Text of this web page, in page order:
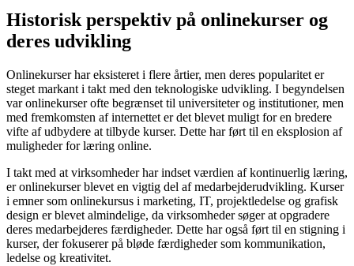
Historisk perspektiv på onlinekurser og
deres udvikling
Onlinekurser har eksisteret i flere årtier, men deres popularitet er
steget markant i takt med den teknologiske udvikling. I begyndelsen
var onlinekurser ofte begrænset til universiteter og institutioner, men
med fremkomsten af internettet er det blevet muligt for en bredere
vifte af udbydere at tilbyde kurser. Dette har ført til en eksplosion af
muligheder for læring online.
I takt med at virksomheder har indset værdien af kontinuerlig læring,
er onlinekurser blevet en vigtig del af medarbejderudvikling. Kurser
i emner som onlinekursus i marketing, IT, projektledelse og grafisk
design er blevet almindelige, da virksomheder søger at opgradere
deres medarbejderes færdigheder. Dette har også ført til en stigning i
kurser, der fokuserer på bløde færdigheder som kommunikation,
ledelse og kreativitet.